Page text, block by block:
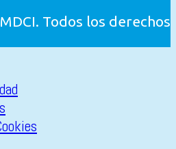
Todos los derechos